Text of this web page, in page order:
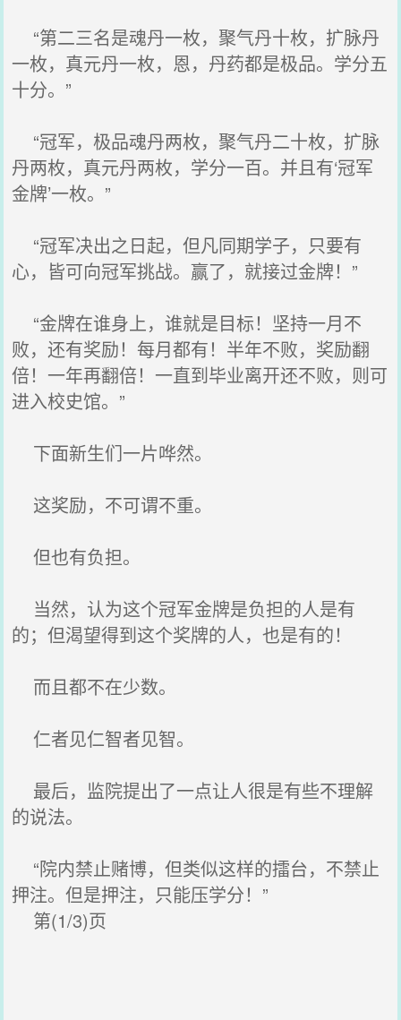
“第二三名是魂丹一枚，聚气丹十枚，扩脉丹
一枚，真元丹一枚，恩，丹药都是极品。学分五
十分。”
“冠军，极品魂丹两枚，聚气丹二十枚，扩脉
丹两枚，真元丹两枚，学分一百。并且有‘冠军
金牌’一枚。”
“冠军决出之日起，但凡同期学子，只要有
心，皆可向冠军挑战。赢了，就接过金牌！”
“金牌在谁身上，谁就是目标！坚持一月不
败，还有奖励！每月都有！半年不败，奖励翻
倍！一年再翻倍！一直到毕业离开还不败，则可
进入校史馆。”
下面新生们一片哗然。
这奖励，不可谓不重。
但也有负担。
当然，认为这个冠军金牌是负担的人是有
的；但渴望得到这个奖牌的人，也是有的！
而且都不在少数。
仁者见仁智者见智。
最后，监院提出了一点让人很是有些不理解
的说法。
“院内禁止赌博，但类似这样的擂台，不禁止
押注。但是押注，只能压学分！”
第(1/3)页